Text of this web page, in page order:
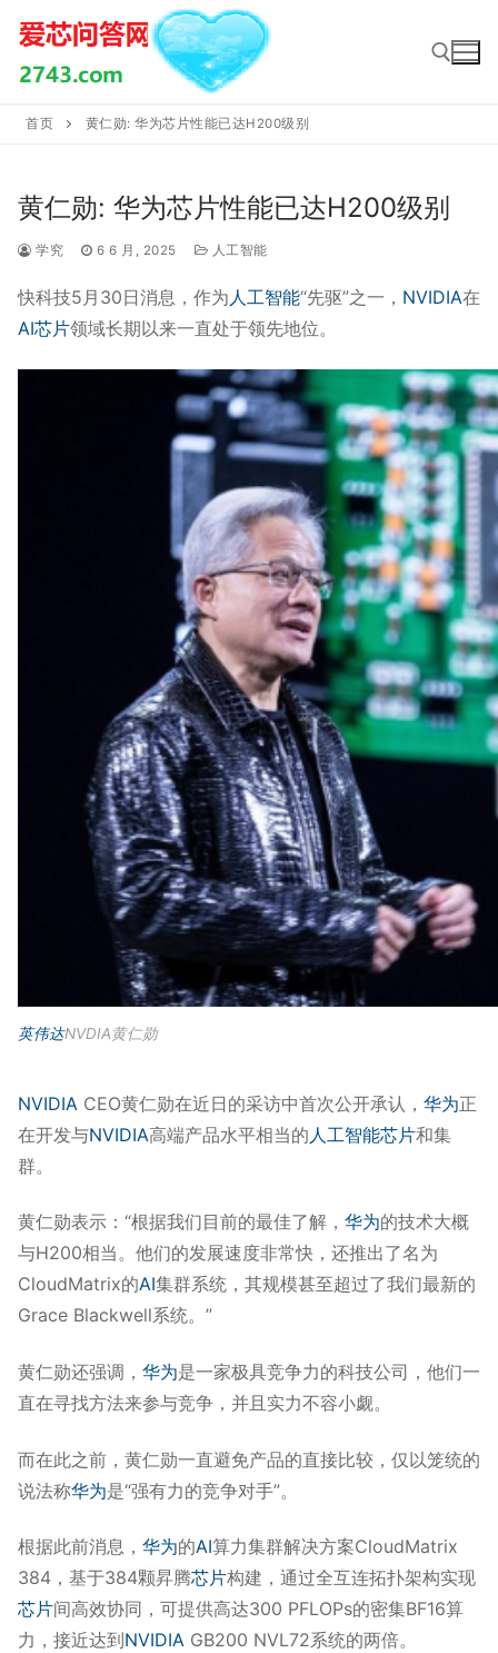
Skip
content
首页 黄仁勋: 华为芯片性能已达H200级别
黄仁勋: 华为芯片性能已达H200级别
学究 6 6 月, 2025 人工智能
快科技5月30日消息，作为人工智能“先驱”之一， NVIDIA在
AI芯片领域长期以来一直处于领先地位。
英伟达NVDIA黄仁勋
NVIDIA CEO黄仁勋在近日的采访中首次公开承认， 华为正
在开发与NVIDIA高端产品水平相当的 人工智能芯片和集
群。
黄仁勋表示：“根据我们目前的最佳了解， 华为的技术大概
与H200相当。他们的发展速度非常快，还推出了名为
CloudMatrix的AI集群系统，其规模甚至超过了我们最新的
Grace Blackwell系统。”
黄仁勋还强调， 华为是一家极具竞争力的科技公司，他们一
直在寻找方法来参与竞争，并且实力不容小觑。
而在此之前，黄仁勋一直避免产品的直接比较，仅以笼统的
说法称华为是“强有力的竞争对手”。
根据此前消息， 华为的AI算力集群解决方案CloudMatrix
384，基于384颗昇腾芯片构建，通过全互连拓扑架构实现
芯片间高效协同，可提供高达300 PFLOPs的密集BF16算
力，接近达到NVIDIA GB200 NVL72系统的两倍。